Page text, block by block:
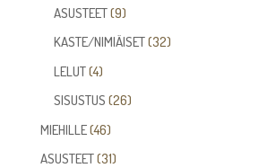
tuotetta
ASUSTEET 99
tuotetta
KASTE/NIMIÄISET 3232
LELUT 44
tuotetta
SISUSTUS 2626
MIEHILLE 4646
tuotetta
ASUSTEET 3131